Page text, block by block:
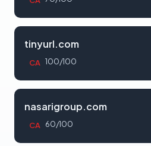
tinyurl.com
CA 100/100
nasarigroup.com
CA 60/100